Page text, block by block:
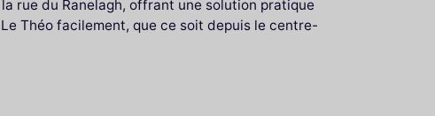
rue du Ranelagh, offrant une solution pratique
Théo facilement, que ce soit depuis le centre-